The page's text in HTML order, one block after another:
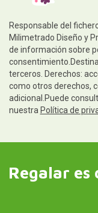
Responsable del
Milimetrado Diseño y
de información sobre
terceros. Derechos:
como otros derechos,
adicional.Puede
nuestra Política de
Regalar